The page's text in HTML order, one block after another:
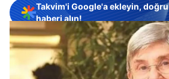
Takvim'i Google'a ekleyin,
haberi alın!